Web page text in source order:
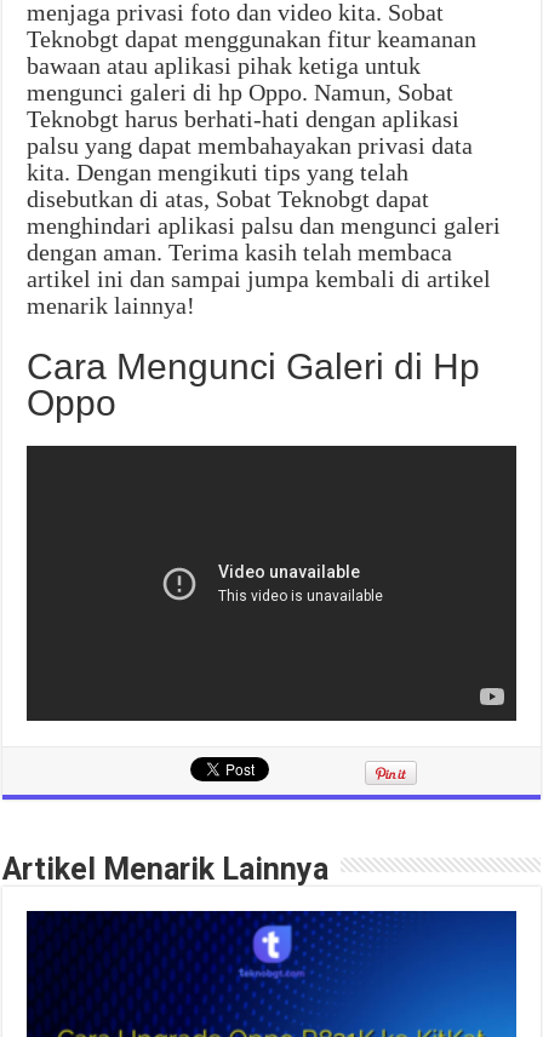
menjaga privasi foto dan video kita. Sobat
Teknobgt dapat menggunakan fitur keamanan
bawaan atau aplikasi pihak ketiga untuk
mengunci galeri di hp Oppo. Namun, Sobat
Teknobgt harus berhati-hati dengan aplikasi
palsu yang dapat membahayakan privasi data
kita. Dengan mengikuti tips yang telah
disebutkan di atas, Sobat Teknobgt dapat
menghindari aplikasi palsu dan mengunci galeri
dengan aman. Terima kasih telah membaca
artikel ini dan sampai jumpa kembali di artikel
menarik lainnya!
Cara Mengunci Galeri di Hp
Oppo
Artikel Menarik Lainnya